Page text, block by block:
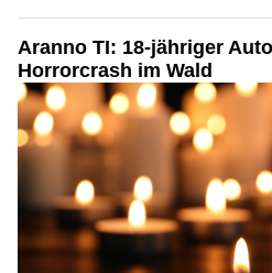
Aranno TI: 18-jähriger
Horrorcrash im Wald